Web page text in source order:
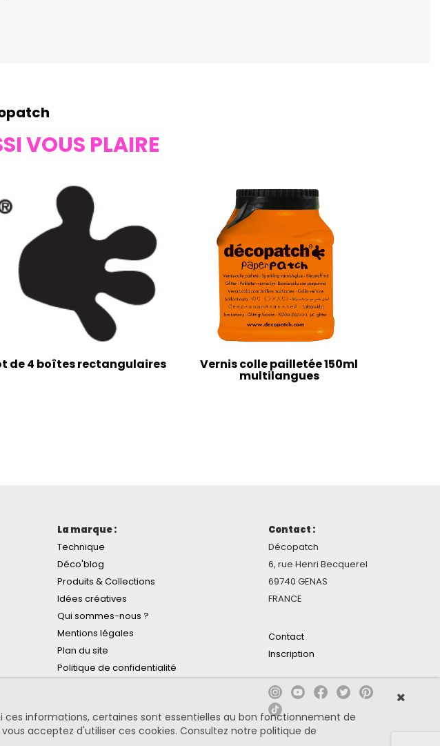
VOUS PLAIRE
de 4 boîtes rectangulaires Vernis colle pailletée 150ml
multilangues
La marque :
Technique
Déco'blog
Produits & Collections
Idées créatives
Qui sommes-nous ?
Mentions légales
Plan du site
Politique de confidentialité
Contact :
Décopatch
6, rue Henri Becquerel
69740 GENAS
FRANCE
Contact
Inscription
informations, certaines sont essentielles au bon fonctionnement de
acceptez d'utiliser ces cookies. Consultez notre politique de